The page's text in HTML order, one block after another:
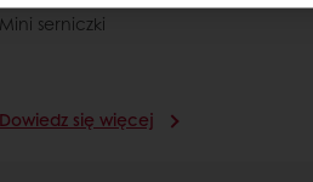
Mini serniczki
Dowiedz się więcej